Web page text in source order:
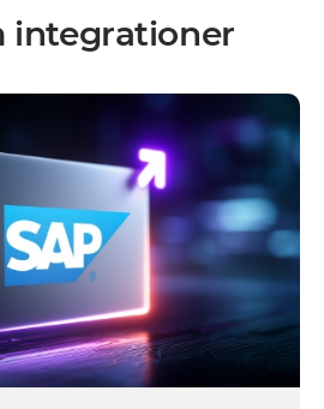
integrationer